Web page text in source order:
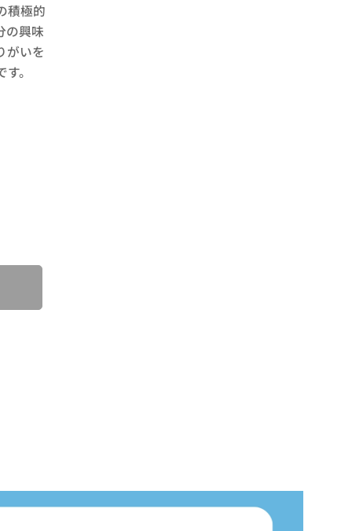
積極的
の興味
がいを
。